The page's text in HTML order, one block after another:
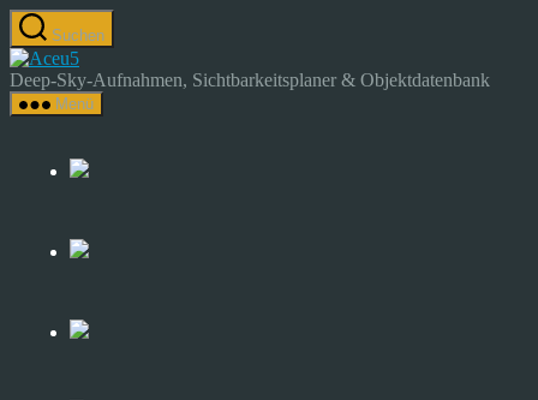
Zum
Inhalt
springen
Suchen
Astrocamp
–
Astrofotografie
Sky-
Deep-Sky-Aufnahmen, Sichtbarkeitsplaner & Objektdatenbank
Menü